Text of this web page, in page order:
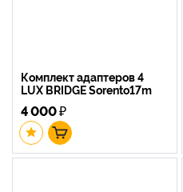
Комплект адаптеров 4
LUX BRIDGE Sorento17m
4 000₽